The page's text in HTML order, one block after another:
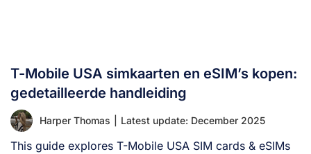
T-Mobile USA simkaarten en eSIM’s kopen:
gedetailleerde handleiding
Harper Thomas Latest update: December 2025
This guide explores T-Mobile USA SIM cards & eSIMs